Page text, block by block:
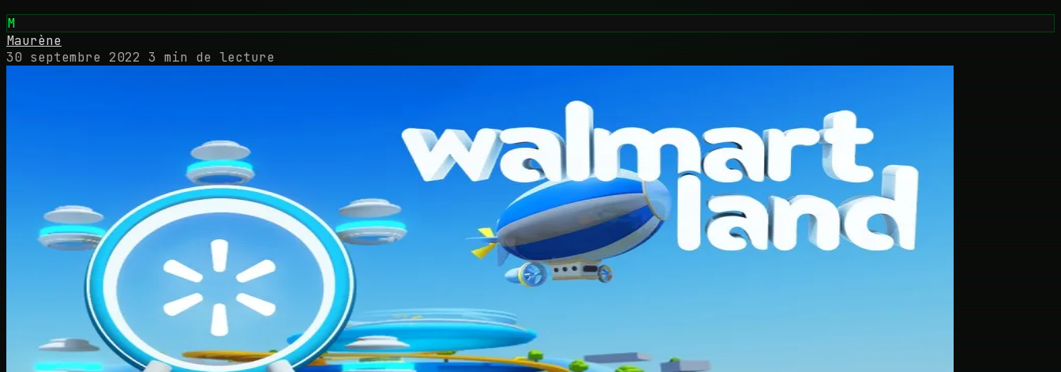
M
Maurène
30 septembre 2022 3 min de lecture